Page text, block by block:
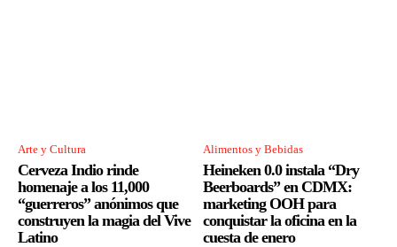
Arte y Cultura
Cerveza Indio rinde
homenaje a los 11,000
“guerreros” anónimos que
construyen la magia del Vive
Latino
Alimentos y Bebidas
Heineken 0.0 instala “Dry
Beerboards” en CDMX:
marketing OOH para
conquistar la oficina en la
cuesta de enero